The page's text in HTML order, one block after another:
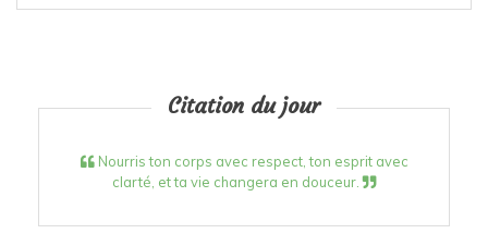
Citation du jour
Nourris ton corps avec respect, ton esprit avec
clarté, et ta vie changera en douceur.